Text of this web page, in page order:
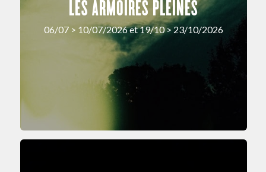
LES ARMOIRES PLEINES
06/07 > 10/07/2026 et 19/10 > 23/10/2026